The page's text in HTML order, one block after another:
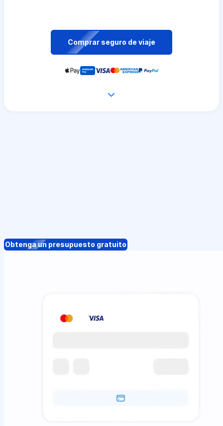
Comprar seguro de viaje
Obtenga un presupuesto gratuito